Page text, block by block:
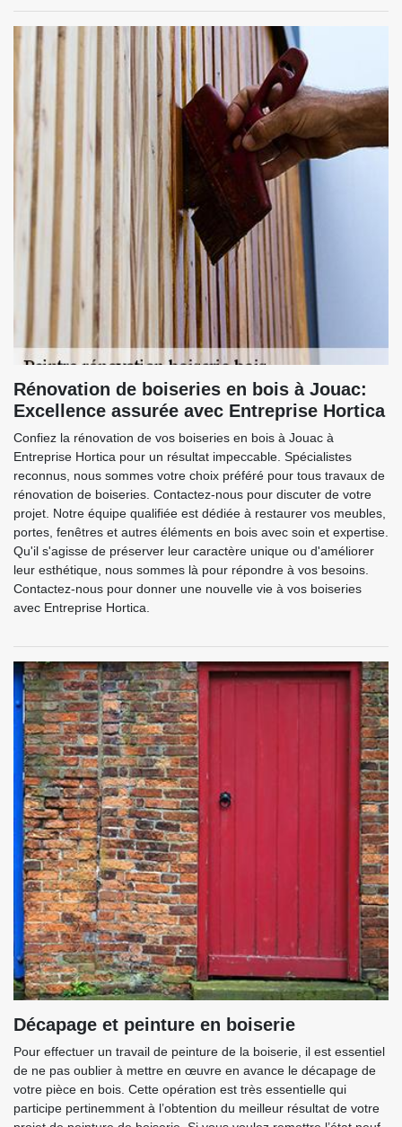
Rénovation de boiseries en bois à Jouac:
Excellence assurée avec Entreprise Hortica
Confiez la rénovation de vos boiseries en bois à Jouac à
Entreprise Hortica pour un résultat impeccable. Spécialistes
reconnus, nous sommes votre choix préféré pour tous travaux de
rénovation de boiseries. Contactez-nous pour discuter de votre
projet. Notre équipe qualifiée est dédiée à restaurer vos meubles,
portes, fenêtres et autres éléments en bois avec soin et expertise.
Qu'il s'agisse de préserver leur caractère unique ou d'améliorer
leur esthétique, nous sommes là pour répondre à vos besoins.
Contactez-nous pour donner une nouvelle vie à vos boiseries
avec Entreprise Hortica.
Décapage et peinture en boiserie
Pour effectuer un travail de peinture de la boiserie, il est essentiel
de ne pas oublier à mettre en œuvre en avance le décapage de
votre pièce en bois. Cette opération est très essentielle qui
participe pertinemment à l’obtention du meilleur résultat de votre